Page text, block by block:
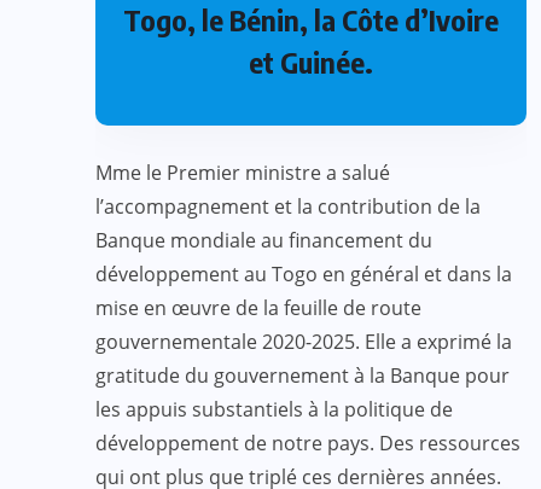
Togo, le Bénin, la Côte d’Ivoire
et Guinée.
Mme le Premier ministre a salué
l’accompagnement et la contribution de la
Banque mondiale au financement du
développement au Togo en général et dans la
mise en œuvre de la feuille de route
gouvernementale 2020-2025. Elle a exprimé la
gratitude du gouvernement à la Banque pour
les appuis substantiels à la politique de
développement de notre pays. Des ressources
qui ont plus que triplé ces dernières années.